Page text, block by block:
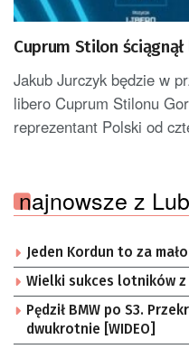
Cuprum Stilon
Jakub Jurczyk będzie w
libero Cuprum Stilonu
reprezentant Polski od
najnowsze z
Jeden Kordun to za mało
Wielki sukces lotników
Pędził BMW po S3.
dwukrotnie [WIDEO]